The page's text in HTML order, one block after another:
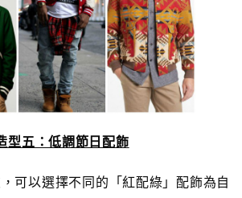
型五：低調節日配飾
可以選擇不同的「紅配綠」配飾為自